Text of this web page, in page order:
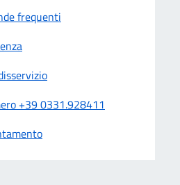
frequenti
+39 0331.928411